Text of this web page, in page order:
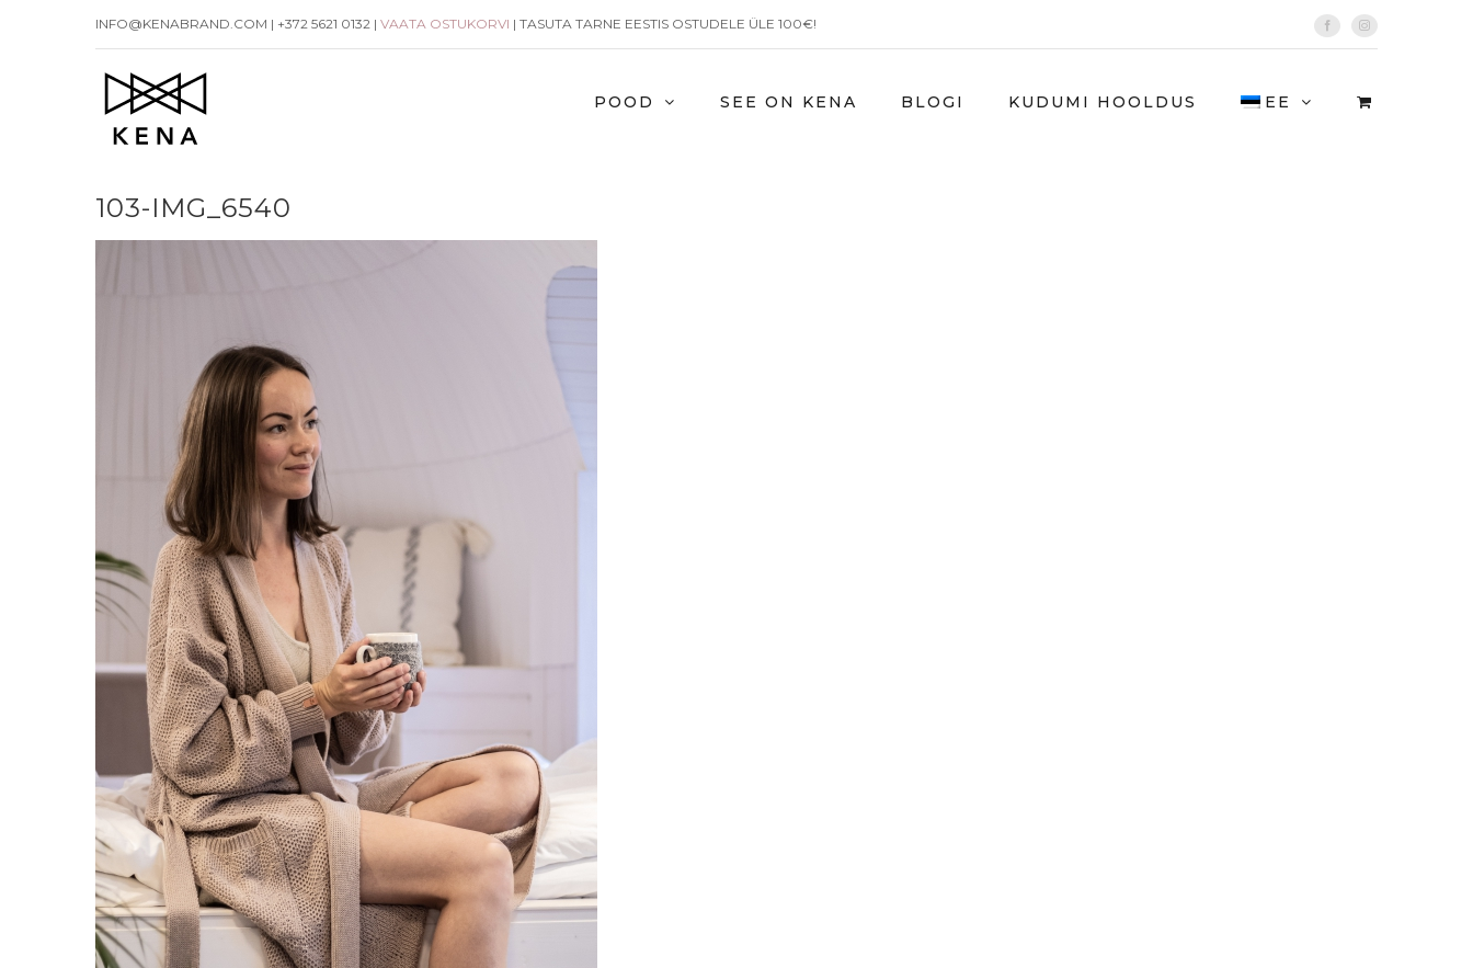
INFO@KENABRAND.COM | +372 5621 0132 | VAATA OSTUKORVI | TASUTA TARNE EESTIS OSTUDELE ÜLE 100€! FacebookInstagram
POOD SEE ON KENA BLOGI KUDUMI HOOLDUS EE
103-IMG_6540